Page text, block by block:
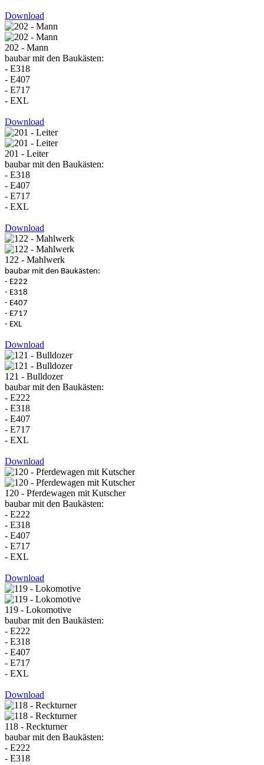
Download
202 - Mann
baubar mit den Baukästen:
- E318
- E407
- E717
- EXL
Download
201 - Leiter
baubar mit den Baukästen:
- E318
- E407
- E717
- EXL
Download
122 - Mahlwerk
baubar mit den Baukästen:
- E222
- E318
- E407
- E717
- EXL
Download
121 - Bulldozer
baubar mit den Baukästen:
- E222
- E318
- E407
- E717
- EXL
Download
120 - Pferdewagen mit Kutscher
baubar mit den Baukästen:
- E222
- E318
- E407
- E717
- EXL
Download
119 - Lokomotive
baubar mit den Baukästen:
- E222
- E318
- E407
- E717
- EXL
Download
118 - Reckturner
baubar mit den Baukästen:
- E222
- E318